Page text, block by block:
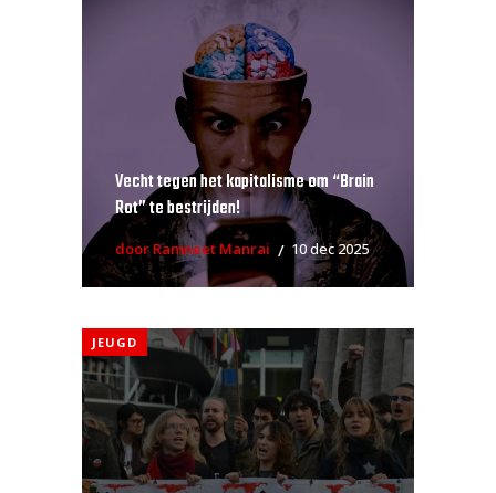
Vecht tegen het kapitalisme om “Brain
Rot” te bestrijden!
door Ramneet Manrai 10 dec 2025
JEUGD